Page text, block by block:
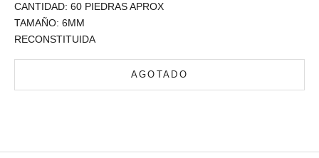
CANTIDAD: 60 PIEDRAS APROX
TAMAÑO: 6MM
RECONSTITUIDA
AGOTADO